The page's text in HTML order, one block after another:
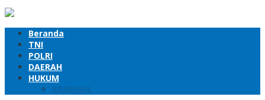
Beranda
TNI
POLRI
DAERAH
HUKUM
KRIMINAL